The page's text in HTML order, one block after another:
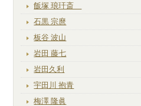
飯塚 琅玕斎
石黒 宗麿
板谷 波山
岩田 藤七
岩田久利
宇田川 抱青
梅澤 隆眞